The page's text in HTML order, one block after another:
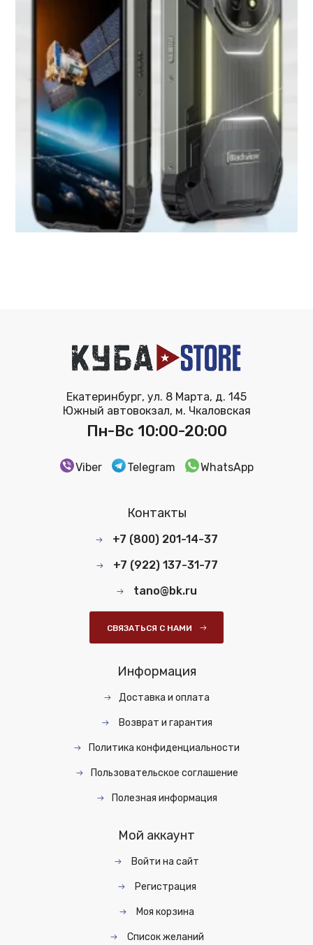
Екатеринбург, ул. 8 Марта, д. 145
Южный автовокзал, м. Чкаловская
Пн-Вс 10:00-20:00
Viber Telegram WhatsApp
Контакты
+7 (800) 201-14-37
+7 (922) 137-31-77
tano@bk.ru
СВЯЗАТЬСЯ С НАМИ
Информация
Доставка и оплата
Возврат и гарантия
Политика конфиденциальности
Пользовательское соглашение
Полезная информация
Мой аккаунт
Войти на сайт
Регистрация
Моя корзина
Список желаний